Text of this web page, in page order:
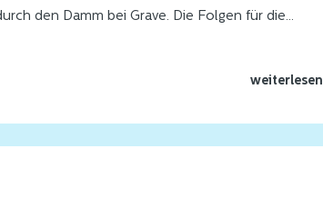
den Damm bei Grave. Die Folgen für die
Wasserstand sank um 3 Meter, wodurch Schiffe
durch den niedrigen Wasserstand
weiterlesen